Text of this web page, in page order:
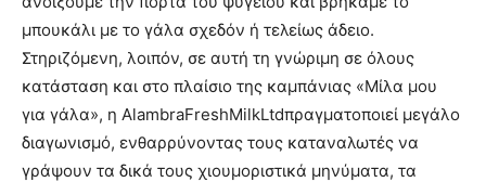
μπουκάλι με το γάλα σχεδόν ή τελείως άδειο.
Στηριζόμενη, λοιπόν, σε αυτή τη γνώριμη σε όλους
κατάσταση και στο πλαίσιο της καμπάνιας «Μίλα μου
για γάλα», η AlambraFreshMilkLtdπραγματοποιεί μεγάλο
διαγωνισμό, ενθαρρύνοντας τους καταναλωτές να
γράψουν τα δικά τους χιουμοριστικά μηνύματα, τα